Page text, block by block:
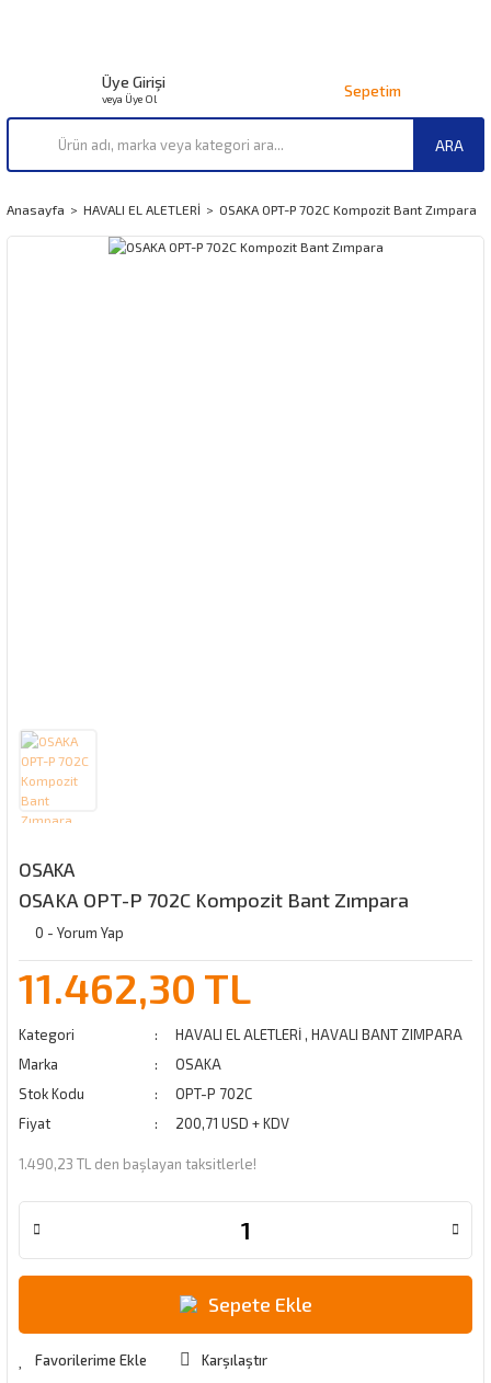
ARA
Üye Girişi
veya Üye Ol Sepetim
Anasayfa HAVALI EL ALETLERİ OSAKA OPT-P 702C Kompozit Bant Zımpara
OSAKA
OSAKA OPT-P 702C Kompozit Bant Zımpara
0 - Yorum Yap
11.462,30 TL
Kategori HAVALI EL ALETLERİ ,HAVALI BANT ZIMPARA
Marka
OSAKA
Stok Kodu
OPT-P 702C
Fiyat
200,71 USD + KDV
1.490,23 TL den başlayan taksitlerle!
Sepete Ekle
Karşılaştır